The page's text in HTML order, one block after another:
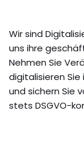
Wir sind
uns ihre
Nehmen Sie
digitalisieren Sie
und sichern Sie
stets DSGVO-